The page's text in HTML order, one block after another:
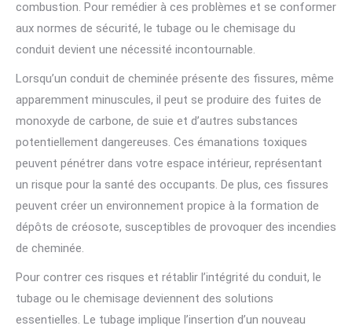
combustion. Pour remédier à ces problèmes et se conformer
aux normes de sécurité, le tubage ou le chemisage du
conduit devient une nécessité incontournable.
Lorsqu’un conduit de cheminée présente des fissures, même
apparemment minuscules, il peut se produire des fuites de
monoxyde de carbone, de suie et d’autres substances
potentiellement dangereuses. Ces émanations toxiques
peuvent pénétrer dans votre espace intérieur, représentant
un risque pour la santé des occupants. De plus, ces fissures
peuvent créer un environnement propice à la formation de
dépôts de créosote, susceptibles de provoquer des incendies
de cheminée.
Pour contrer ces risques et rétablir l’intégrité du conduit, le
tubage ou le chemisage deviennent des solutions
essentielles. Le tubage implique l’insertion d’un nouveau